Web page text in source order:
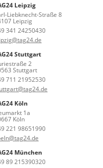
Leipzig
Liebknecht-Straße 8
Leipzig
341 24250430
Stuttgart
2
Stuttgart
711 21952530
Köln
1a
Köln
221 98651990
München
89 215390320